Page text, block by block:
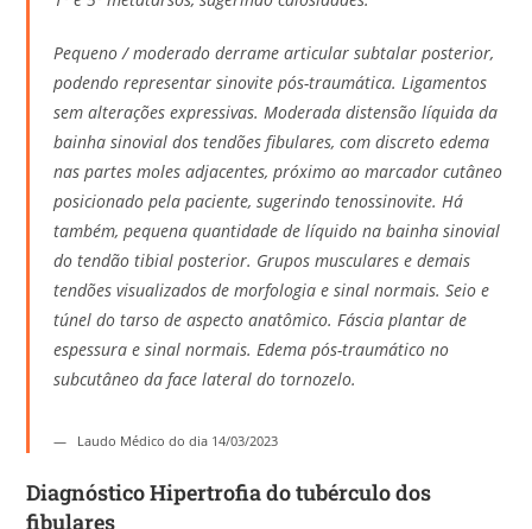
Pequeno / moderado derrame articular subtalar posterior,
podendo representar sinovite pós-traumática. Ligamentos
sem alterações expressivas. Moderada distensão líquida da
bainha sinovial dos tendões fibulares, com discreto edema
nas partes moles adjacentes, próximo ao marcador cutâneo
posicionado pela paciente, sugerindo tenossinovite. Há
também, pequena quantidade de líquido na bainha sinovial
do tendão tibial posterior. Grupos musculares e demais
tendões visualizados de morfologia e sinal normais. Seio e
túnel do tarso de aspecto anatômico. Fáscia plantar de
espessura e sinal normais. Edema pós-traumático no
subcutâneo da face lateral do tornozelo.
Laudo Médico do dia 14/03/2023
Diagnóstico Hipertrofia do tubérculo dos
fibulares